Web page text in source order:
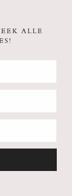
ALLE